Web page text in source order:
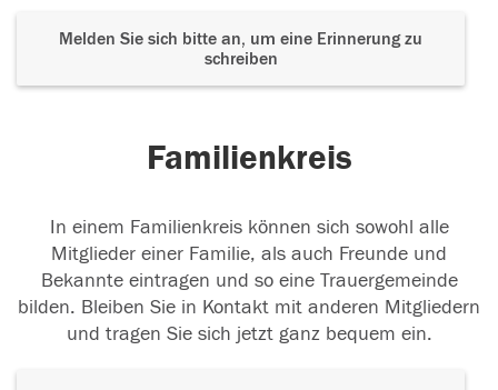
Melden Sie sich bitte an, um eine Erinnerung zu
schreiben
Familienkreis
In einem Familienkreis können sich sowohl alle
Mitglieder einer Familie, als auch Freunde und
Bekannte eintragen und so eine Trauergemeinde
bilden. Bleiben Sie in Kontakt mit anderen Mitgliedern
und tragen Sie sich jetzt ganz bequem ein.